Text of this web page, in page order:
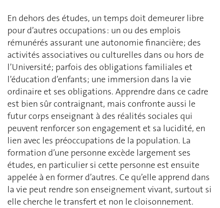
En dehors des études, un temps doit demeurer libre
pour d’autres occupations : un ou des emplois
rémunérés assurant une autonomie financière; des
activités associatives ou culturelles dans ou hors de
l’Université; parfois des obligations familiales et
l’éducation d’enfants; une immersion dans la vie
ordinaire et ses obligations. Apprendre dans ce cadre
est bien sûr contraignant, mais confronte aussi le
futur corps enseignant à des réalités sociales qui
peuvent renforcer son engagement et sa lucidité, en
lien avec les préoccupations de la population. La
formation d’une personne excède largement ses
études, en particulier si cette personne est ensuite
appelée à en former d’autres. Ce qu’elle apprend dans
la vie peut rendre son enseignement vivant, surtout si
elle cherche le transfert et non le cloisonnement.